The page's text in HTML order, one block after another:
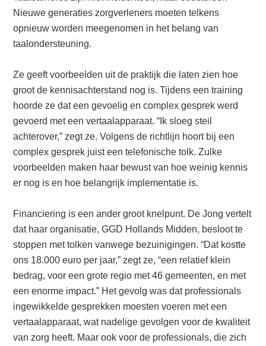
Nieuwe generaties zorgverleners moeten telkens
opnieuw worden meegenomen in het belang van
taalondersteuning.
Ze geeft voorbeelden uit de praktijk die laten zien hoe
groot de kennisachterstand nog is. Tijdens een training
hoorde ze dat een gevoelig en complex gesprek werd
gevoerd met een vertaalapparaat. “Ik sloeg steil
achterover,” zegt ze. Volgens de richtlijn hoort bij een
complex gesprek juist een telefonische tolk. Zulke
voorbeelden maken haar bewust van hoe weinig kennis
er nog is en hoe belangrijk implementatie is.
Financiering is een ander groot knelpunt. De Jong vertelt
dat haar organisatie, GGD Hollands Midden, besloot te
stoppen met tolken vanwege bezuinigingen. “Dat kostte
ons 18.000 euro per jaar,” zegt ze, “een relatief klein
bedrag, voor een grote regio met 46 gemeenten, en met
een enorme impact.” Het gevolg was dat professionals
ingewikkelde gesprekken moesten voeren met een
vertaalapparaat, wat nadelige gevolgen voor de kwaliteit
van zorg heeft. Maar ook voor de professionals, die zich